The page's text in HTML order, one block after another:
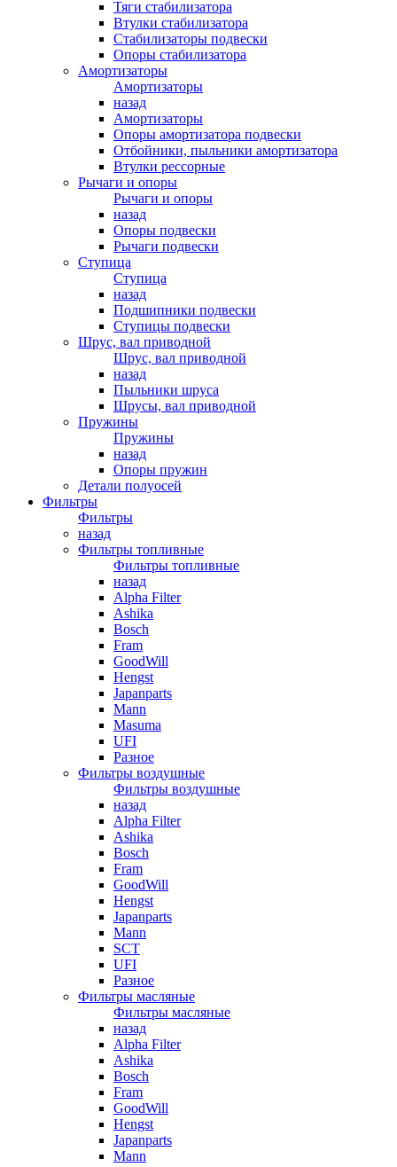
Тяги стабилизатора
Втулки стабилизатора
Стабилизаторы подвески
Опоры стабилизатора
Амортизаторы
Амортизаторы
назад
Амортизаторы
Опоры амортизатора подвески
Отбойники, пыльники амортизатора
Втулки рессорные
Рычаги и опоры
Рычаги и опоры
назад
Опоры подвески
Рычаги подвески
Ступица
Ступица
назад
Подшипники подвески
Ступицы подвески
Шрус, вал приводной
Шрус, вал приводной
назад
Пыльники шруса
Шрусы, вал приводной
Пружины
Пружины
назад
Опоры пружин
Детали полуосей
Фильтры
Фильтры
назад
Фильтры топливные
Фильтры топливные
назад
Alpha Filter
Ashika
Bosch
Fram
GoodWill
Hengst
Japanparts
Mann
Masuma
UFI
Разное
Фильтры воздушные
Фильтры воздушные
назад
Alpha Filter
Ashika
Bosch
Fram
GoodWill
Hengst
Japanparts
Mann
SCT
UFI
Разное
Фильтры масляные
Фильтры масляные
назад
Alpha Filter
Ashika
Bosch
Fram
GoodWill
Hengst
Japanparts
Mann